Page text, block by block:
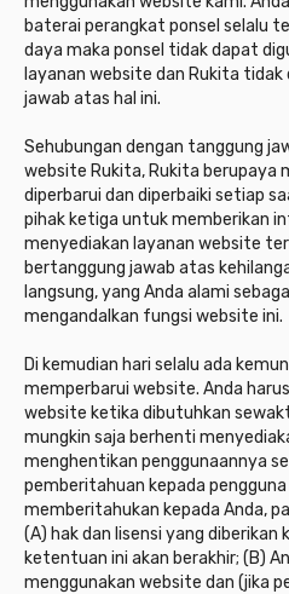
baterai perangkat ponsel selalu
daya maka ponsel tidak dapat
layanan website dan Rukita
jawab atas hal ini.
Sehubungan dengan tanggung
website Rukita, Rukita berupaya
diperbarui dan diperbaiki setiap
pihak ketiga untuk memberikan
menyediakan layanan website
bertanggung jawab atas
langsung, yang Anda alami
mengandalkan fungsi website ini.
Di kemudian hari selalu ada
memperbarui website. Anda
website ketika dibutuhkan
mungkin saja berhenti
menghentikan penggunaannya
pemberitahuan kepada
memberitahukan kepada Anda,
(A) hak dan lisensi yang diberikan
ketentuan ini akan berakhir; (B)
menggunakan website dan (jika